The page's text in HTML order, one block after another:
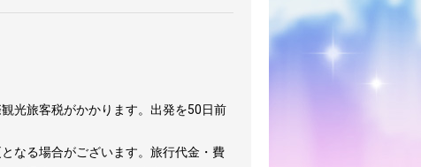
光旅客税がかかります。出発を50日前
なる場合がございます。旅行代金・費